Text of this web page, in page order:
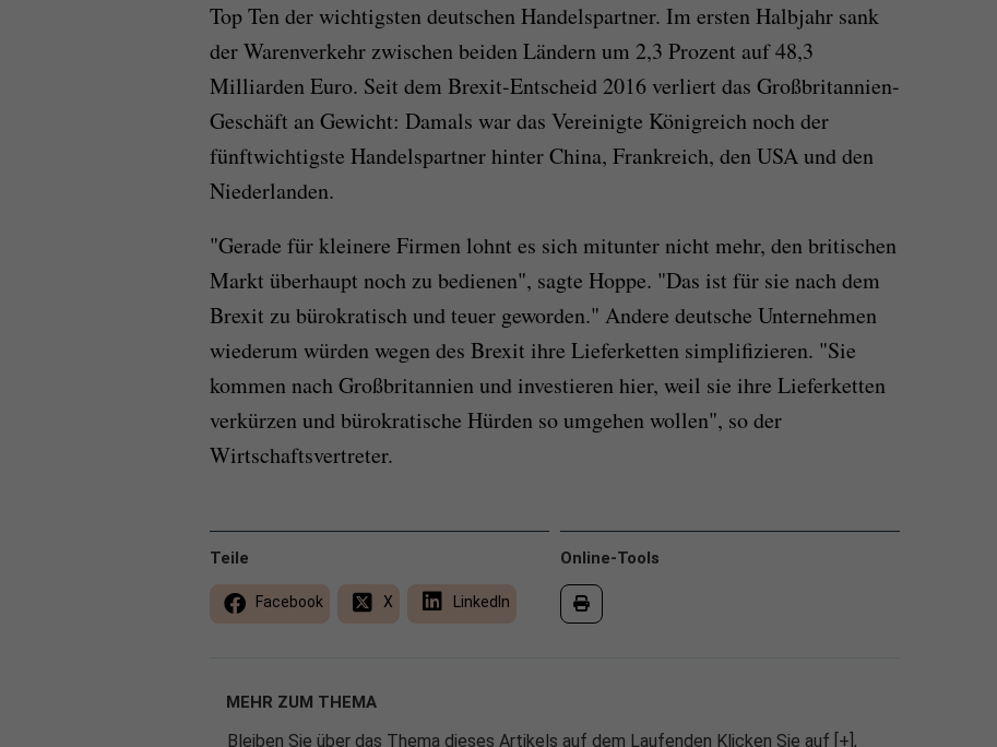
Top Ten der wichtigsten deutschen Handelspartner. Im ersten Halbjahr sank
der Warenverkehr zwischen beiden Ländern um 2,3 Prozent auf 48,3
Milliarden Euro. Seit dem Brexit-Entscheid 2016 verliert das Großbritannien-
Geschäft an Gewicht: Damals war das Vereinigte Königreich noch der
fünftwichtigste Handelspartner hinter China, Frankreich, den USA und den
Niederlanden.
"Gerade für kleinere Firmen lohnt es sich mitunter nicht mehr, den britischen
Markt überhaupt noch zu bedienen", sagte Hoppe. "Das ist für sie nach dem
Brexit zu bürokratisch und teuer geworden." Andere deutsche Unternehmen
wiederum würden wegen des Brexit ihre Lieferketten simplifizieren. "Sie
kommen nach Großbritannien und investieren hier, weil sie ihre Lieferketten
verkürzen und bürokratische Hürden so umgehen wollen", so der
Wirtschaftsvertreter.
Online-Tools
Teile
Facebook X LinkedIn
MEHR ZUM THEMA
Bleiben Sie über das Thema dieses Artikels auf dem Laufenden Klicken Sie auf [+],